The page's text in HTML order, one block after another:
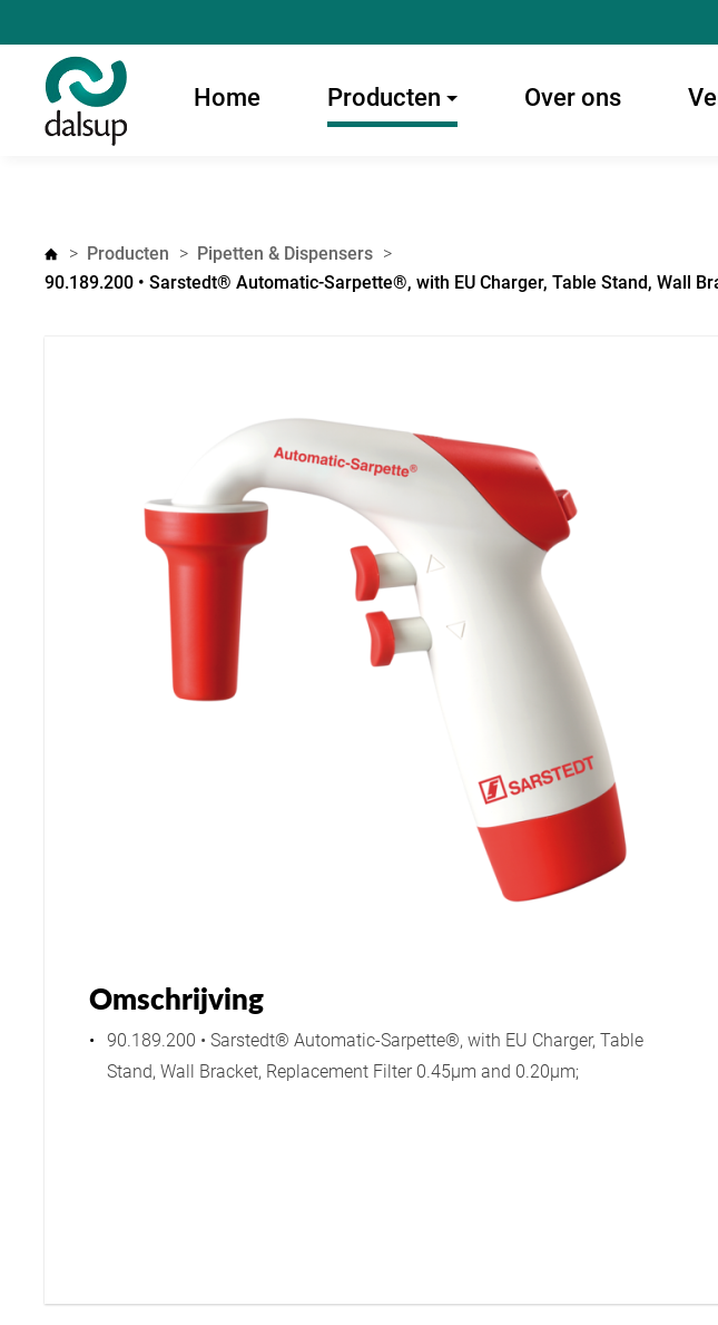
Home Producten Over ons
Producten
Pipetten & Dispensers
90.189.200 • Sarstedt® Automatic-Sarpette®, with EU Charger, Table Stand, Wall
Omschrijving
90.189.200 • Sarstedt® Automatic-Sarpette®, with EU Charger, Table
Stand, Wall Bracket, Replacement Filter 0.45µm and 0.20µm;